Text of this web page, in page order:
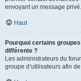
envoyant un message privé.
Haut
Pourquoi certains
différente ?
Les administrateurs du
groupe d’utilisateurs afin